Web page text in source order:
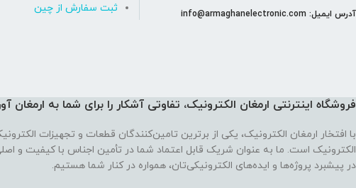
ثبت سفارش از چین
آدرس ایمیل: info@armaghanelectronic.com
فروشگاه اینترنتی ارمغان الکترونیک، تفاوتی آشکار را برای شما به ارمغان
با افتخار ارمغان الکترونیک، یکی از برترین تامین‌کنندگان قطعات و تجهیزات
الکترونیک است. ما به عنوان شریک قابل اعتماد شما در تأمین اجناس با کیفیت و
در پیشبرد پروژه‌ها و ایده‌های الکترونیکی‌تان، همواره در کنار شما هستیم.